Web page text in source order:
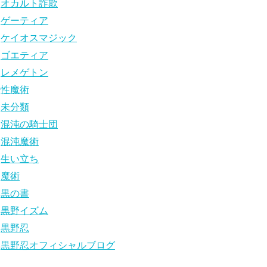
オカルト詐欺
ゲーティア
ケイオスマジック
ゴエティア
レメゲトン
性魔術
未分類
混沌の騎士団
混沌魔術
生い立ち
魔術
黒の書
黒野イズム
黒野忍
黒野忍オフィシャルブログ